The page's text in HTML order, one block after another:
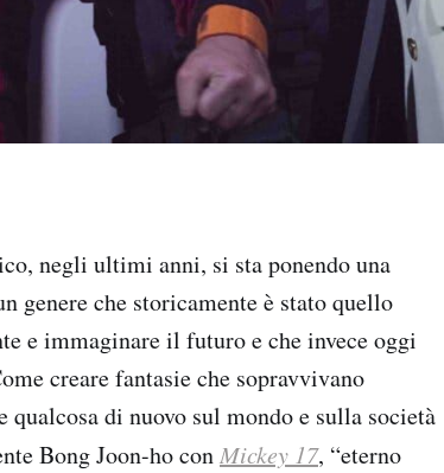
negli ultimi anni, si sta ponendo una
genere che storicamente è stato quello
e immaginare il futuro e che invece oggi
creare fantasie che sopravvivano
di nuovo sul mondo e sulla società
Bong Joon-ho conMickey 17, “eterno